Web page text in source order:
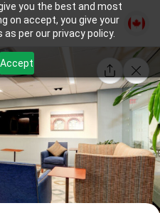
you the best and most
on accept, you give your
per our privacy policy.
Accept